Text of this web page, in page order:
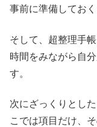
事前に準備してお
そして、超整理手
時間をみながら自
す。
次にざっくりとし
こでは項目だけ、